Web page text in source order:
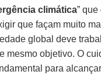
climática”
que façam muito
global deve
mesmo objetivo. O
para